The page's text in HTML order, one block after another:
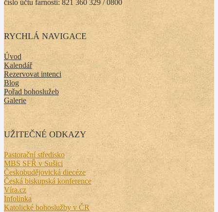
číslo účtu farnosti: 821 360 329 / 0800
RYCHLÁ NAVIGACE
Úvod
Kalendář
Rezervovat intenci
Blog
Pořad bohoslužeb
Galerie
UŽITEČNÉ ODKAZY
Pastorační středisko
MBS SFŘ v Sušici
Českobudějovická diecéze
Česká biskupská konference
Víra.cz
Infolinka
Katolické bohoslužby v ČR